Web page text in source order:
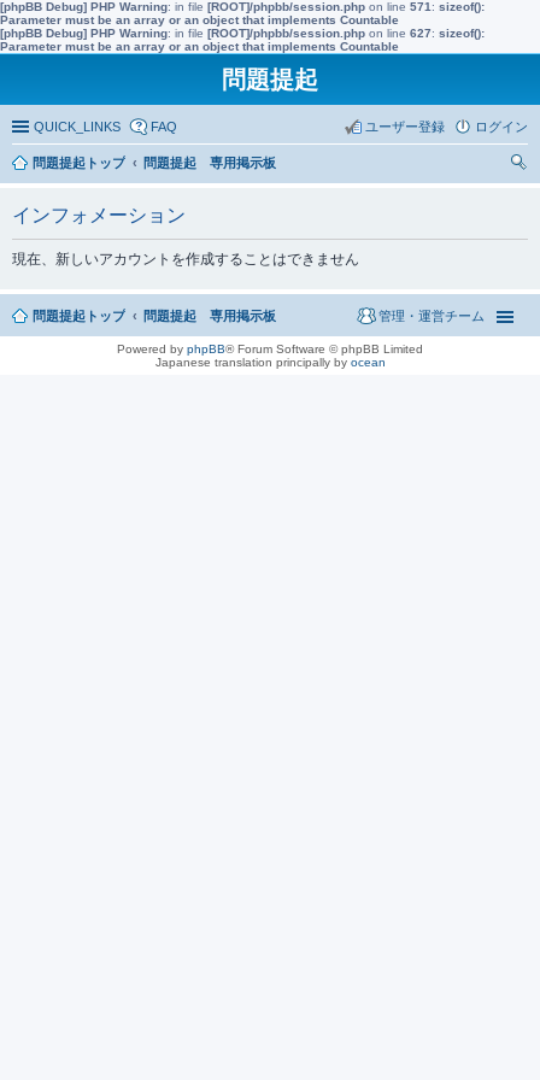
[phpBB Debug] PHP Warning: in file [ROOT]/phpbb/session.php on line 571 : sizeof():
Parameter must be an array or an object that implements Countable
[phpBB Debug] PHP Warning: in file [ROOT]/phpbb/session.php on line 627: sizeof():
Parameter must be an array or an object that implements Countable
問題提起
QUICK_LINKS FAQ ログイン
ユーザー登録
問題提起トップ
問題提起 専用掲示板
インフォメーション
現在、新しいアカウントを作成することはできません
問題提起トップ 問題提起 専用掲示板 管理・運営チーム
Powered by phpBB® Forum Software © phpBB Limited
Japanese translation principally by ocean